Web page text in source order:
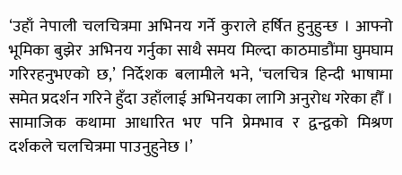
‘उहाँ नेपाली चलचित्रमा अभिनय गर्ने कुराले हर्षित हुनुहुन्छ । आफ्नो
भूमिका बुझेर अभिनय गर्नुका साथै समय मिल्दा काठमाडौंमा घुमघाम
गरिरहनुभएको छ,’ निर्देशक बलामीले भने, ‘चलचित्र हिन्दी भाषामा
समेत प्रदर्शन गरिने हुँदा उहाँलाई अभिनयका लागि अनुरोध गरेका हौँ ।
सामाजिक कथामा आधारित भए पनि प्रेमभाव र द्वन्द्वको मिश्रण
दर्शकले चलचित्रमा पाउनुहुनेछ ।’